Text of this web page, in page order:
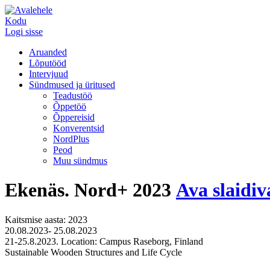
Kodu
Logi sisse
Aruanded
Lõputööd
Intervjuud
Sündmused ja üritused
Teadustöö
Õppetöö
Õppereisid
Konverentsid
NordPlus
Peod
Muu sündmus
Ekenäs. Nord+ 2023 Ava
Kaitsmise aasta: 2023
20.08.2023- 25.08.2023
21-25.8.2023. Location: Campus Raseborg, Finland
Sustainable Wooden Structures and Life Cycle